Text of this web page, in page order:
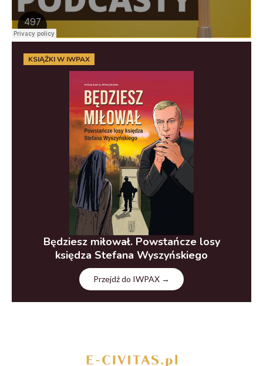
KSIĄŻKI W IWPAX
Będziesz miłował. Powstańcze losy
księdza Stefana Wyszyńskiego
Przejdź do IWPAX →